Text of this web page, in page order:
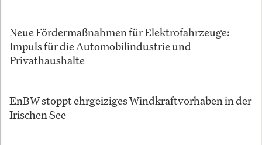
Neue Fördermaßnahmen für Elektrofahrzeuge:
Impuls für die Automobilindustrie und
Privathaushalte
EnBW stoppt ehrgeiziges Windkraftvorhaben in der
Irischen See